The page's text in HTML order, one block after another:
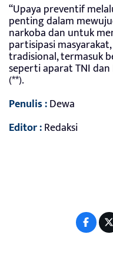
“Upaya preventif
penting dalam
narkoba dan untuk
partisipasi
tradisional, termasuk
seperti aparat TNI
(**).
Penulis :Dewa
Editor :Redaksi